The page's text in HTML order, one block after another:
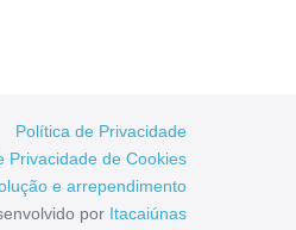
Política de Privacidade
Privacidade de Cookies
e arrependimento
por Itacaiúnas